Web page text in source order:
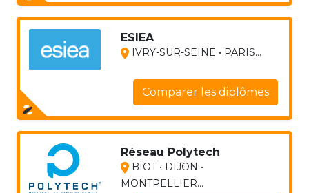
ESIEA
IVRY-SUR-SEINE • PARIS...
Comparer les diplômes
Réseau Polytech
BIOT • DIJON •
MONTPELLIER...